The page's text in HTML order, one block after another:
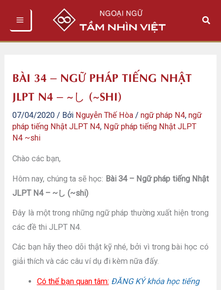
Tìm
BÀI 34 – NGỮ PHÁP TIẾNG NHẬT
JLPT N4 – ~し (~SHI)
07/04/2020 / Bởi Nguyễn Thế Hòa /ngữ pháp N4,ngữ
pháp tiếng Nhật JLPT N4, Ngữ pháp tiếng Nhật JLPT
N4 ~shi
Chào các bạn,
Hôm nay, chúng ta sẽ học: Bài 34 – Ngữ pháp tiếng Nhật
JLPT N4 – ~し (~shi)
Đây là một trong những ngữ pháp thường xuất hiện trong
các đề thi JLPT N4.
Các bạn hãy theo dõi thật kỹ nhé, bởi vì trong bài học có
giải thích và các câu ví dụ đi kèm nữa đấy.
Có thể bạn quan tâm: ĐĂNG KÝ khóa học tiếng